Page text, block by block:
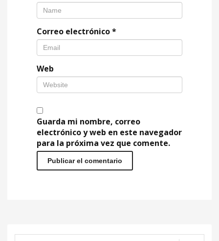
Correo electrónico*
Web
Guarda mi nombre, correo
electrónico y web en este navegador
para la próxima vez que comente.